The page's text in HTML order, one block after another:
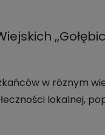
w róznym
lokalnej,